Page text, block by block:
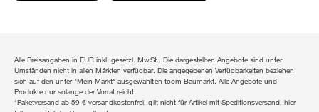
Alle Preisangaben in EUR inkl. gesetzl. MwSt.. Die dargestellten Angebote sind unter
Umständen nicht in allen Märkten verfügbar. Die angegebenen Verfügbarkeiten beziehen
sich auf den unter "Mein Markt" ausgewählten toom Baumarkt. Alle Angebote und
Produkte nur solange der Vorrat reicht.
*Paketversand ab 59 € versandkostenfrei, gilt nicht für Artikel mit Speditionsversand, hier